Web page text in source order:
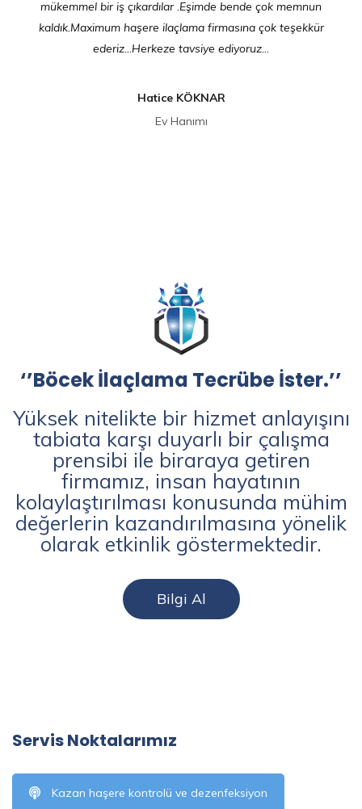
mükemmel bir iş çıkardılar .Eşimde bende çok memnun
kaldık.Maximum haşere ilaçlama firmasına çok teşekkür
ederiz...Herkeze tavsiye ediyoruz...
Hatice KÖKNAR
Ev Hanımı
‘’Böcek İlaçlama Tecrübe İster.’’
Yüksek nitelikte bir hizmet anlayışını
tabiata karşı duyarlı bir çalışma
prensibi ile biraraya getiren
firmamız, insan hayatının
kolaylaştırılması konusunda mühim
değerlerin kazandırılmasına yönelik
olarak etkinlik göstermektedir.
Bilgi Al
Servis Noktalarımız
Kazan haşere kontrolü ve dezenfeksiyon